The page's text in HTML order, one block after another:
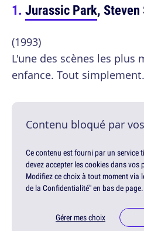
Jurassic Park,
(1993)
L'une des scènes les plus
enfance. Tout simplement.
Contenu bloqué par
Ce contenu est fourni par un service
devez accepter les cookies dans
Modifiez ce choix à tout moment via
de la Confidentialité" en bas de page.
Gérer mes choix